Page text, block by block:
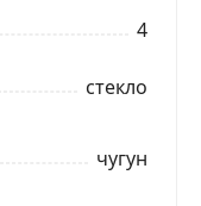
4
стекло
чугун